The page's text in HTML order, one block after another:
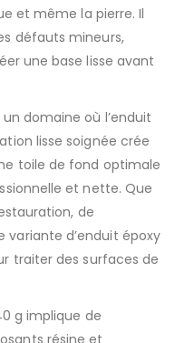
et même la pierre. Il
défauts mineurs,
une base lisse avant
domaine où l’enduit
lisse soignée crée
toile de fond optimale
et nette. Que
de
d’enduit époxy
traiter des surfaces de
g implique de
résine et